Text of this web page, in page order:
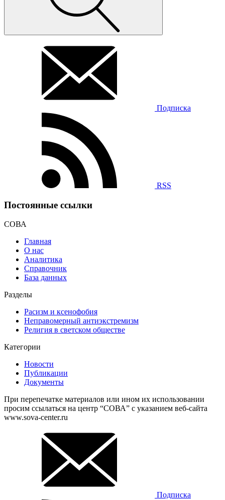
Подписка
RSS
Постоянные ссылки
СОВА
Главная
О нас
Аналитика
Справочник
База данных
Разделы
Расизм и ксенофобия
Неправомерный антиэкстремизм
Религия в светском обществе
Категории
Новости
Публикации
Документы
При перепечатке материалов или ином их использовании
просим ссылаться на центр “СОВА” с указанием веб-сайта
www.sova-center.ru
Подписка